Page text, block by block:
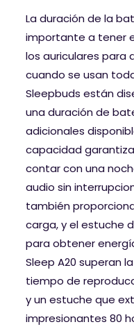
La duración de la
importante a tener
los auriculares para
cuando se usan
Sleepbuds están
una duración de
adicionales
capacidad
contar con una
audio sin
también
carga, y el estuche
para obtener
Sleep A20 superan
tiempo de
y un estuche que
impresionantes 80